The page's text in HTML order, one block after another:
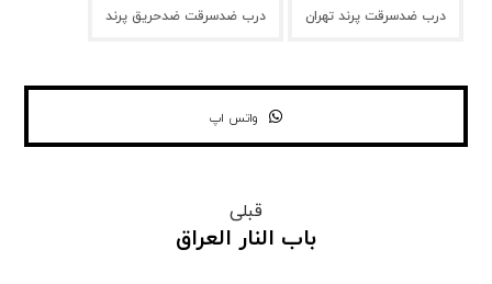
درب ضدسرقت پرند تهران درب ضدسرقت ضدحریق پرند
واتس اپ
قبلی
باب النار العراق